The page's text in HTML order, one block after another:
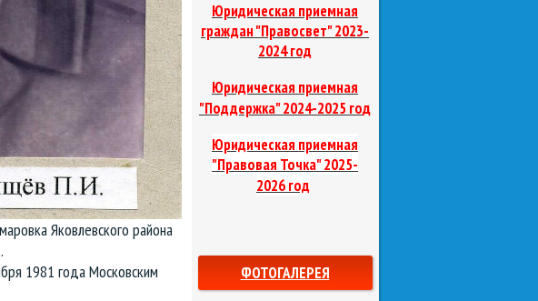
Яковлевского района
1981 года Московским
Юридическая приемная
граждан "Правосвет"2023-
2024 год
Юридическая приемная
"Поддержка"2024-2025 год
Юридическая приемная
"Правовая Точка"2025-
2026 год
ФОТОГАЛЕРЕЯ